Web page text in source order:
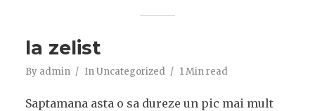
la zelist
By admin InUncategorized 1 Min read
Saptamana asta o sa dureze un pic mai mult